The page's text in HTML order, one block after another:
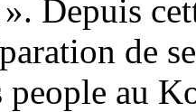
Depuis
de
people au